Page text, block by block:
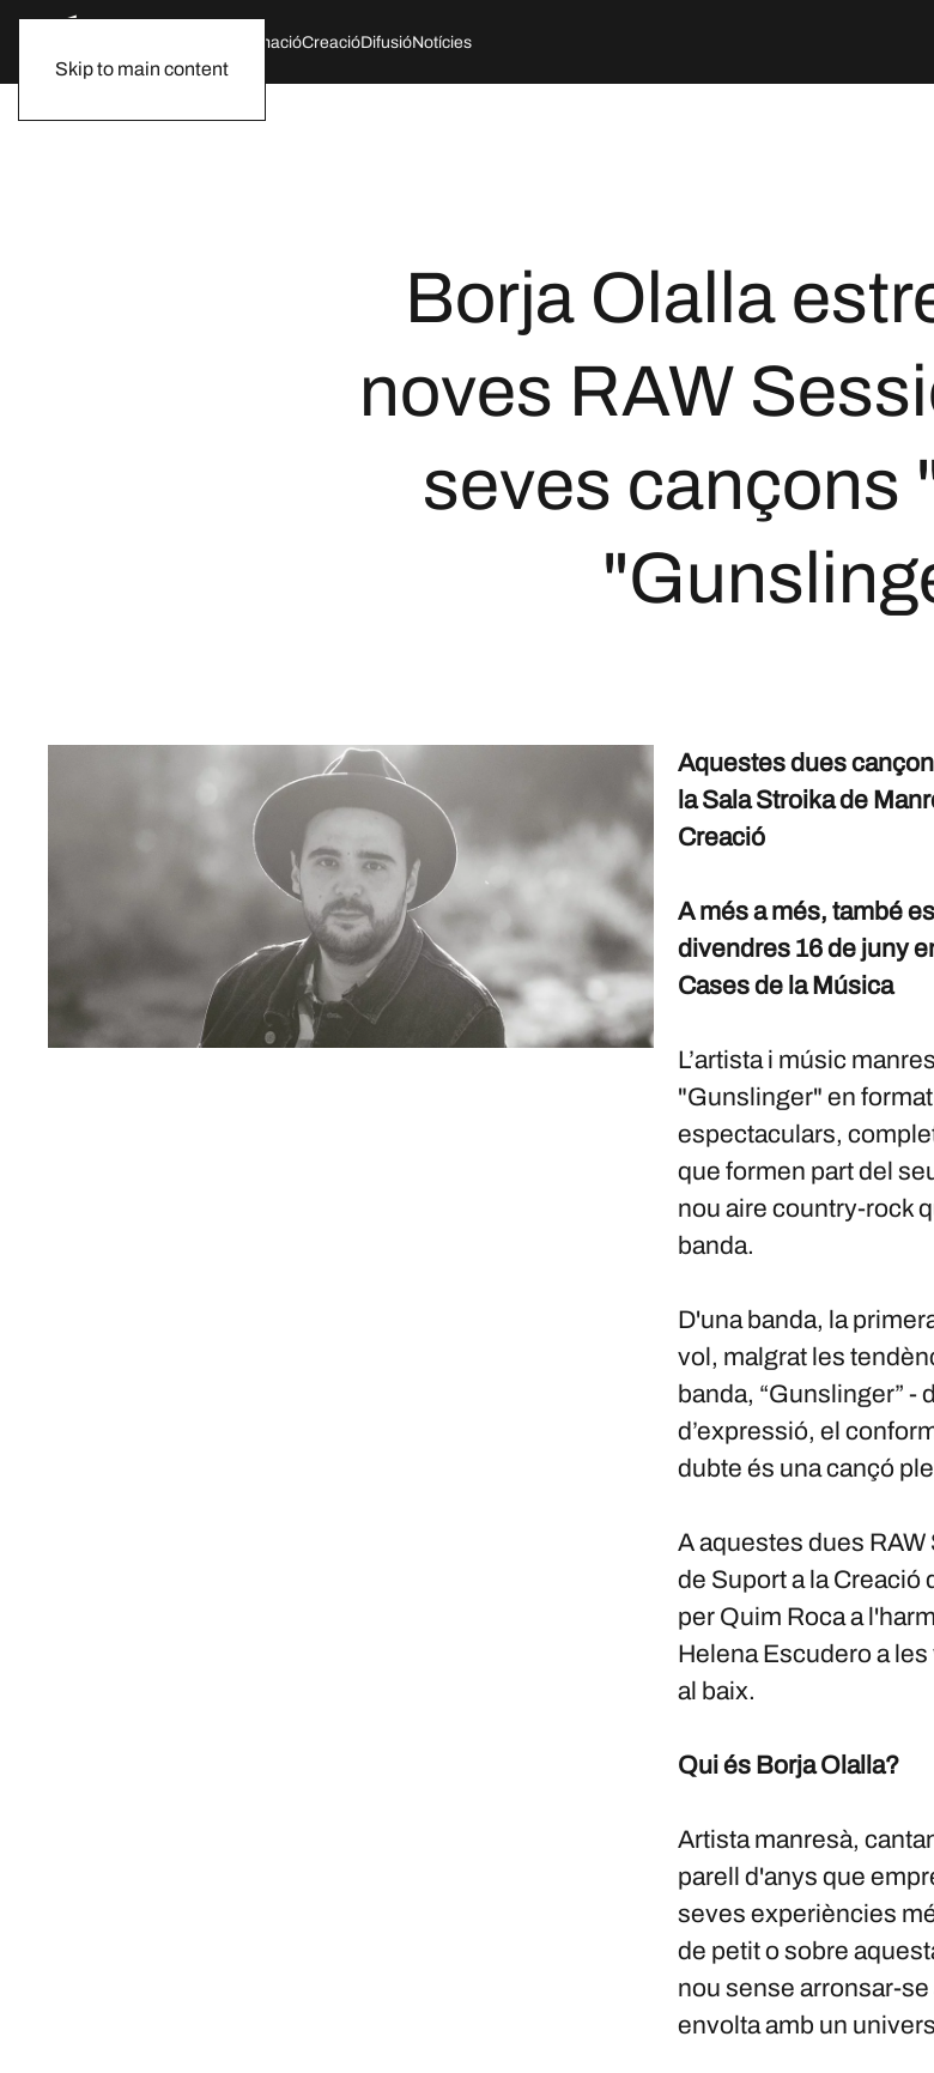
Skip to main content
FormacióCreacióDifusióNotícies
Borja Olalla
noves RAW
seves cançons
Aquestes dues
la Sala Stroika de
Creació
A més a més, també
divendres 16 de juny
Cases de la Música
L’artista i músic
"Gunslinger" en
espectaculars,
que formen part del
nou aire country-rock
banda.
D'una banda, la
vol, malgrat les
banda, “Gunslinger” -
d’expressió, el
dubte és una cançó
A aquestes dues
de Suport a la Creació
per Quim Roca a
Helena Escudero a
al baix.
Qui és Borja Olalla?
Artista manresà,
parell d'anys que
seves experiències
de petit o sobre
nou sense arronsar-
envolta amb un